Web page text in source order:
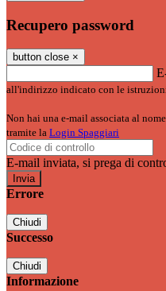
Recupero password
button close ×
all'indirizzo indicato con le
Non hai una e-mail associata al
tramite la Login Spaggiari
E-mail inviata, si prega di
Errore
Chiudi
Successo
Chiudi
Informazione